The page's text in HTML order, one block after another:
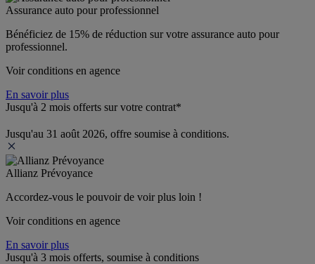
Assurance auto pour professionnel
Bénéficiez de 15% de réduction sur votre assurance auto pour
professionnel.
Voir conditions en agence
En savoir plus
Jusqu'à 2 mois offerts sur votre contrat*
Jusqu'au 31 août 2026, offre soumise à conditions.
Allianz Prévoyance
Accordez-vous le pouvoir de voir plus loin !
Voir conditions en agence
En savoir plus
Jusqu'à 3 mois offerts, soumise à conditions